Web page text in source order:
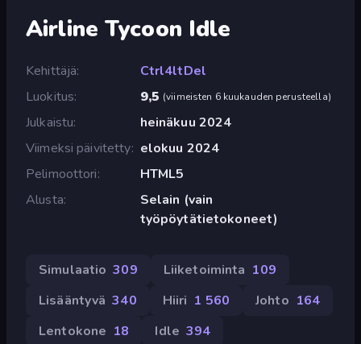
Airline Tycoon Idle
Kehittäjä
Ctrl4ltDel
Luokitus
9,5 (viimeisten 6 kuukauden perusteella)
Julkaistu
heinäkuu 2024
Viimeksi päivitetty elokuu 2024
Pelimoottori
HTML5
Alusta
Selain (vain
työpöytätietokoneet)
Simulaatio 309 Liiketoiminta 109
Lisääntyvä 340 Hiiri 1 560 Johto 164
Lentokone 18 Idle 394